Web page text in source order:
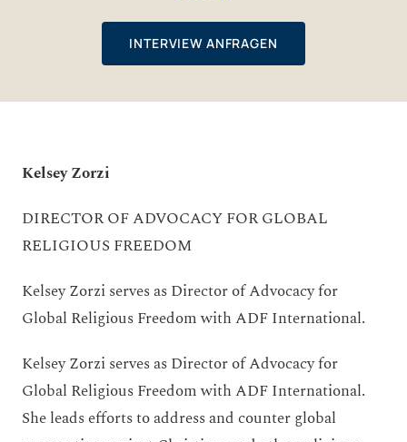
INTERVIEW ANFRAGEN
Kelsey Zorzi
DIRECTOR OF ADVOCACY FOR GLOBAL
RELIGIOUS FREEDOM
Kelsey Zorzi serves as Director of Advocacy for
Global Religious Freedom with ADF International.
Kelsey Zorzi serves as Director of Advocacy for
Global Religious Freedom with ADF International.
She leads efforts to address and counter global